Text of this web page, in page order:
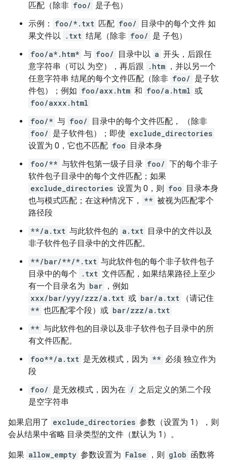
匹配（除非 foo/ 是子包）
示例：
foo/*.txt 匹配 foo/
目录中的每个文件 如
果文件以
.txt 结尾（除非 foo/ 是 子包）
foo/a*.htm* 与 foo/ 目录中以 a 开头，后跟任
意字符串（可以 为空），再后跟
.htm ，并以另一个
任意字符串 结尾的每个文件匹配（除非 foo/ 是子软
件包）；例如 foo/axx.htm 和 foo/a.html 或
foo/axxx.html
foo/* 与 foo/
目录中的每个文件匹配， （除非
foo/ 是子软件包）；即使 exclude_directories
设置为 0，它也不匹配 foo 目录本身
foo/** 与软件包第一级子目录 foo/ 下的每个非子
软件包子目录中的每个文件匹配；如果
exclude_directories 设置为 0，则 foo 目录本身
也与模式匹配；在这种情况下，
** 被视为匹配零个
路径段
**/a.txt 与此软件包的 a.txt 目录中的文件以及
非子软件包子目录中的文件匹配。
**/bar/**/*.txt 与此软件包的每个非子软件包子
目录中的每个
.txt 文件匹配，如果结果路径上至少
有一个目录名为 bar ，例如
xxx/bar/yyy/zzz/a.txt 或 bar/a.txt
（请记住
** 也匹配零个段）或 bar/zzz/a.txt
** 与此软件包的目录以及非子软件包子目录中的所
有文件匹配。
foo**/a.txt 是无效模式，因为 ** 必须 独立作为
段
foo/ 是无效模式，因为在 / 之后定义的第二个段
是空字符串
如果启用了 exclude_directories 参数（设置为 1），则
会从结果中省略 目录类型的文件（默认为 1）。
如果 allow_empty 参数设置为 False ，则 glob 函数将